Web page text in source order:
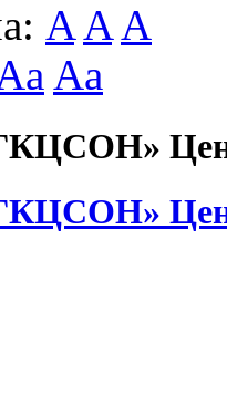
A A A
Aa